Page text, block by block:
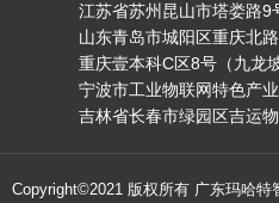
江苏省苏州昆山市塔娄路9
山东青岛市城阳区重庆北
重庆壹本科C区8号（九龙
宁波市工业物联网特色产
吉林省长春市绿园区吉运
Copyright©2021 版权所有 广东玛哈特